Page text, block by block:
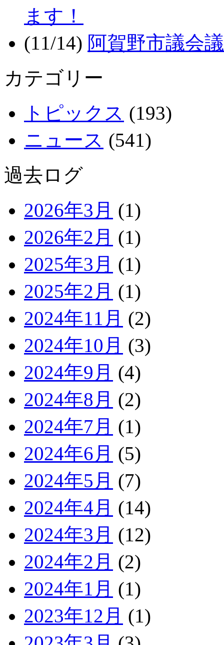
ます！
(11/14) 阿賀野市議会
カテゴリー
トピックス (193)
ニュース (541)
過去ログ
2026年3月 (1)
2026年2月 (1)
2025年3月 (1)
2025年2月 (1)
2024年11月 (2)
2024年10月 (3)
2024年9月 (4)
2024年8月 (2)
2024年7月 (1)
2024年6月 (5)
2024年5月 (7)
2024年4月 (14)
2024年3月 (12)
2024年2月 (2)
2024年1月 (1)
2023年12月 (1)